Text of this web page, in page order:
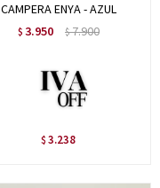
CAMPERA ENYA - AZUL
$ 3.950 $7.900
$ 3.238